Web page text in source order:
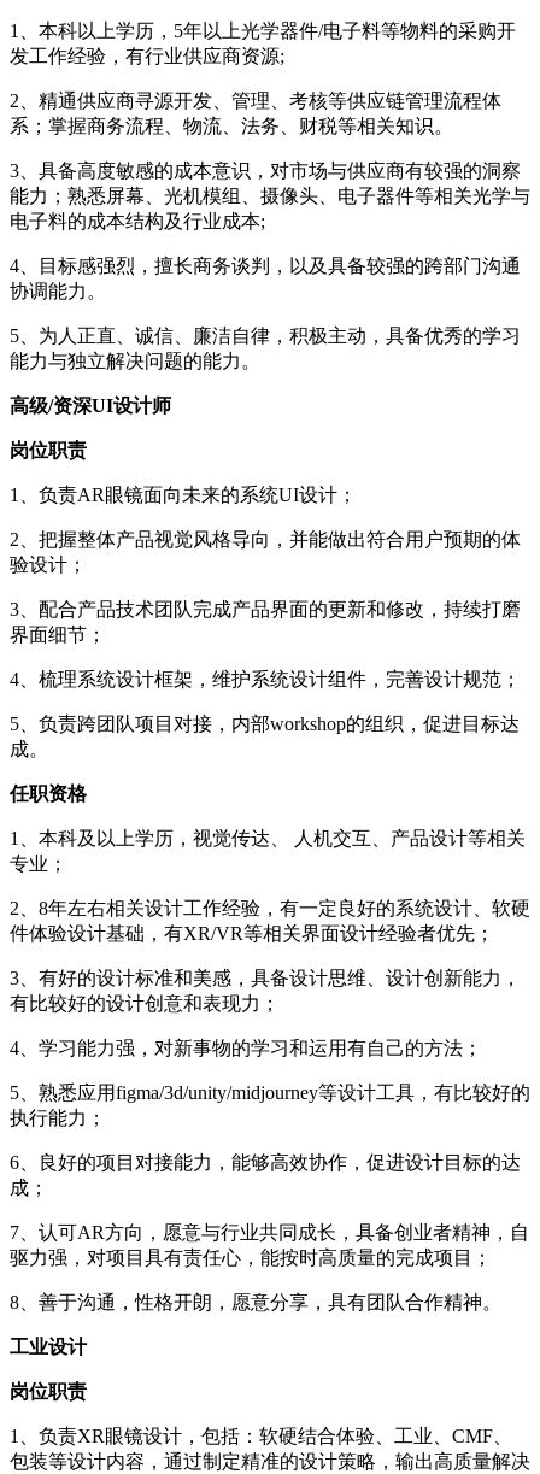
1、本科以上学历，5年以上光学器件/电子料等物料的采购开
发工作经验，有行业供应商资源;
2、精通供应商寻源开发、管理、考核等供应链管理流程体
系；掌握商务流程、物流、法务、财税等相关知识。
3、具备高度敏感的成本意识，对市场与供应商有较强的洞察
能力；熟悉屏幕、光机模组、摄像头、电子器件等相关光学与
电子料的成本结构及行业成本;
4、目标感强烈，擅长商务谈判，以及具备较强的跨部门沟通
协调能力。
5、为人正直、诚信、廉洁自律，积极主动，具备优秀的学习
能力与独立解决问题的能力。
高级/资深UI设计师
岗位职责
1、负责AR眼镜面向未来的系统UI设计；
2、把握整体产品视觉风格导向，并能做出符合用户预期的体
验设计；
3、配合产品技术团队完成产品界面的更新和修改，持续打磨
界面细节；
4、梳理系统设计框架，维护系统设计组件，完善设计规范；
5、负责跨团队项目对接，内部workshop的组织，促进目标达
成。
任职资格
1、本科及以上学历，视觉传达、 人机交互、产品设计等相关
专业；
2、8年左右相关设计工作经验，有一定良好的系统设计、软硬
件体验设计基础，有XR/VR等相关界面设计经验者优先；
3、有好的设计标准和美感，具备设计思维、设计创新能力，
有比较好的设计创意和表现力；
4、学习能力强，对新事物的学习和运用有自己的方法；
5、熟悉应用figma/3d/unity/midjourney等设计工具，有比较好的
执行能力；
6、良好的项目对接能力，能够高效协作，促进设计目标的达
成；
7、认可AR方向，愿意与行业共同成长，具备创业者精神，自
驱力强，对项目具有责任心，能按时高质量的完成项目；
8、善于沟通，性格开朗，愿意分享，具有团队合作精神。
工业设计
岗位职责
1、负责XR眼镜设计，包括：软硬结合体验、工业、CMF、
包装等设计内容，通过制定精准的设计策略，输出高质量解决